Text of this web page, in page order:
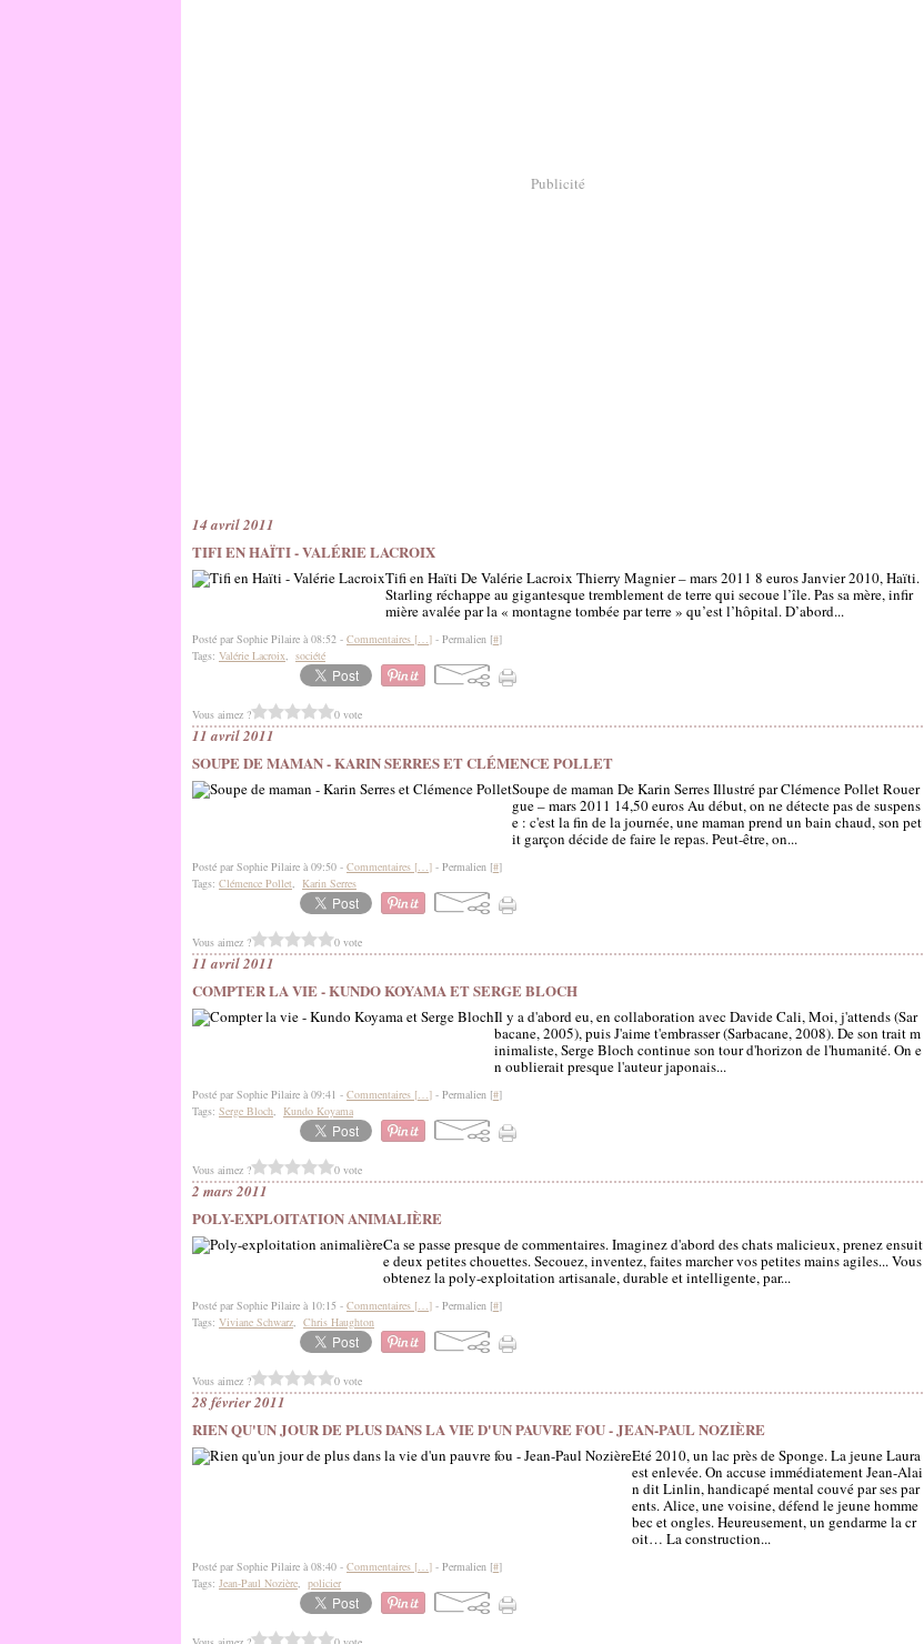
Publicité
14 avril 2011
TIFI EN HAÏTI - VALÉRIE LACROIX
Tifi en Haïti De Valérie Lacroix Thierry Magnier – mars 2011 8 euros Janvier 2010, Haïti.
Starling réchappe au gigantesque tremblement de terre qui secoue l’île. Pas sa mère, infir
mière avalée par la « montagne tombée par terre » qu’est l’hôpital. D’abord...
Posté par Sophie Pilaire à 08:52 - Commentaires […] - Permalien [#]
Tags: Valérie Lacroix, société
Vous aimez ? 0 vote
11 avril 2011
SOUPE DE MAMAN - KARIN SERRES ET CLÉMENCE POLLET
Soupe de maman De Karin Serres Illustré par Clémence Pollet Rouer
gue – mars 2011 14,50 euros Au début, on ne détecte pas de suspens
e : c'est la fin de la journée, une maman prend un bain chaud, son pet
it garçon décide de faire le repas. Peut-être, on...
Posté par Sophie Pilaire à 09:50 - Commentaires […] - Permalien [#]
Tags: Clémence Pollet, Karin Serres
Vous aimez ? 0 vote
11 avril 2011
COMPTER LA VIE - KUNDO KOYAMA ET SERGE BLOCH
Il y a d'abord eu, en collaboration avec Davide Cali, Moi, j'attends (Sar
bacane, 2005), puis J'aime t'embrasser (Sarbacane, 2008). De son trait m
inimaliste, Serge Bloch continue son tour d'horizon de l'humanité. On e
n oublierait presque l'auteur japonais...
Posté par Sophie Pilaire à 09:41 - Commentaires […] - Permalien [#]
Tags: Serge Bloch, Kundo Koyama
Vous aimez ? 0 vote
2 mars 2011
POLY-EXPLOITATION ANIMALIÈRE
Ca se passe presque de commentaires. Imaginez d'abord des chats malicieux, prenez ensuit
e deux petites chouettes. Secouez, inventez, faites marcher vos petites mains agiles... Vous
obtenez la poly-exploitation artisanale, durable et intelligente, par...
Posté par Sophie Pilaire à 10:15 - Commentaires […] - Permalien [#]
Tags: Viviane Schwarz, Chris Haughton
Vous aimez ? 0 vote
28 février 2011
RIEN QU'UN JOUR DE PLUS DANS LA VIE D'UN PAUVRE FOU - JEAN-PAUL NOZIÈRE
Eté 2010, un lac près de Sponge. La jeune Laura
est enlevée. On accuse immédiatement Jean-Alai
n dit Linlin, handicapé mental couvé par ses par
ents. Alice, une voisine, défend le jeune homme
bec et ongles. Heureusement, un gendarme la cr
oit… La construction...
Posté par Sophie Pilaire à 08:40 - Commentaires […] - Permalien [#]
Tags: Jean-Paul Nozière, policier